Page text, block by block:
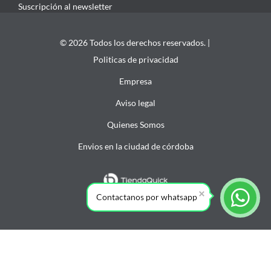
Suscripción al newsletter
© 2026 Todos los derechos reservados. |
Politicas de privacidad
Empresa
Aviso legal
Quienes Somos
Envios en la ciudad de córdoba
Contactanos por whatsapp